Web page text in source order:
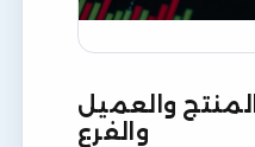
والعميل
والفرع